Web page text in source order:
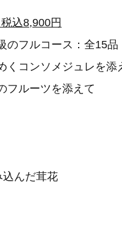
込8,900円
のフルコース：全15品
くコンソメジュレを添
フルーツを添えて
んだ茸花